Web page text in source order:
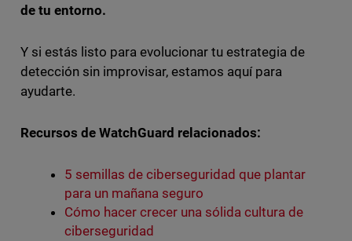
de tu entorno.
Y si estás listo para evolucionar tu estrategia de
detección sin improvisar, estamos aquí para
ayudarte.
Recursos de WatchGuard relacionados:
5 semillas de ciberseguridad que plantar
para un mañana seguro
Cómo hacer crecer una sólida cultura de
ciberseguridad